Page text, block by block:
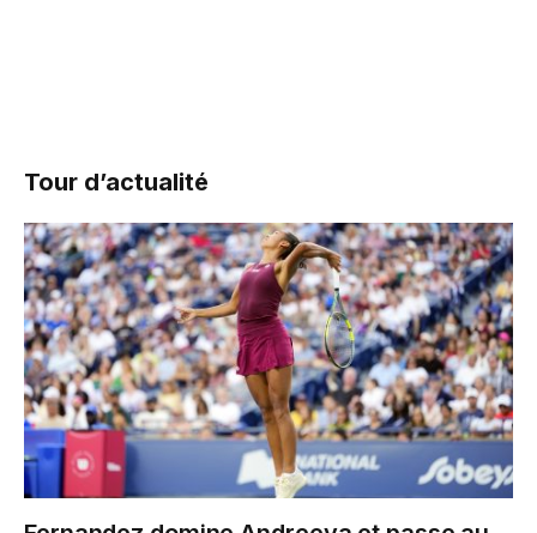
Tour d’actualité